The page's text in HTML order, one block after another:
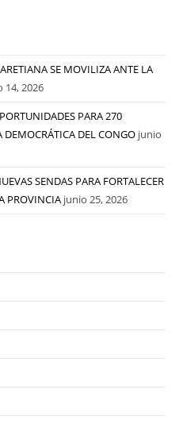
SE MOVILIZA ANTE LA
14, 2026
PARA 270
DEMOCRÁTICA DEL CONGO junio
SENDAS PARA FORTALECER
PROVINCIA junio 25, 2026